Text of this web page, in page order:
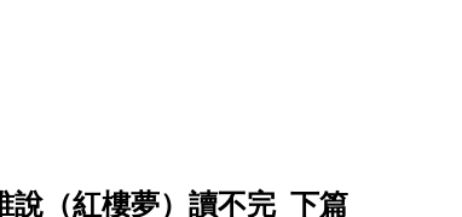
（紅樓夢）讀不完_下篇